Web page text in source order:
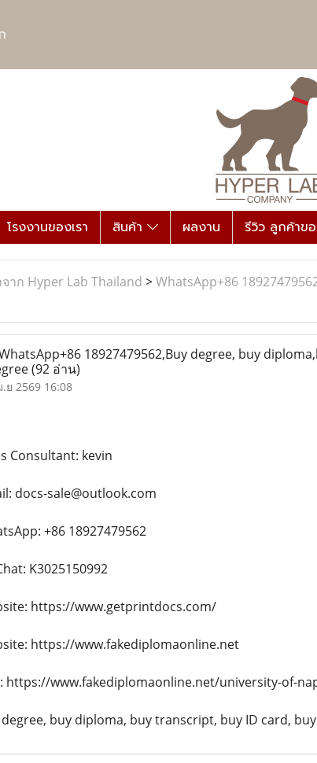
โรงงานของเรา สินค้า ผลงาน รีวิว ลูกค้าขอ
าก Hyper Lab Thailand >WhatsApp+86
18927479562,Buy degree, buy
(92 อ่าน)
.ย 2569 16:08
Consultant: kevin
docs-sale@outlook.com
+86 18927479562
K3025150992
https://www.getprintdocs.com/
https://www.fakediplomaonline.net
https://www.fakediplomaonline.net/university-of-
degree, buy diploma, buy transcript, buy ID card,